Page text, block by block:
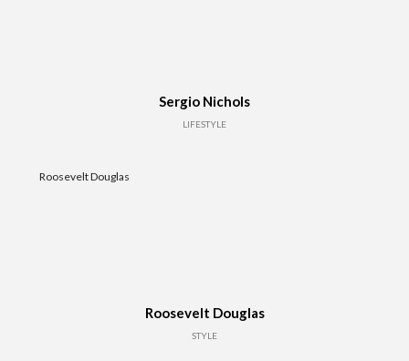
Sergio Nichols
LIFESTYLE
Roosevelt Douglas
Roosevelt Douglas
STYLE